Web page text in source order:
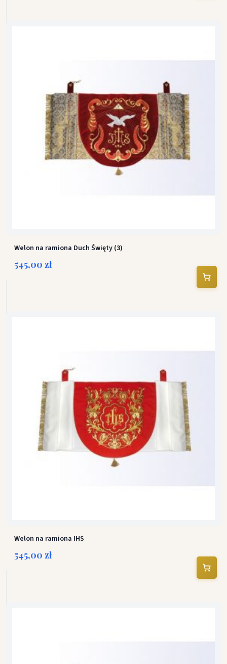
Welon na ramiona Duch Święty (3)
545,00 zł
Welon na ramiona IHS
545,00 zł